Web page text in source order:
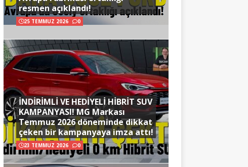
resmen açıklandı!
25 TEMMUZ 2026 0
İNDİRİMLİ VE HEDİYELİ HİBRİT SUV
KAMPANYASI! MG Markası
Temmuz 2026 döneminde dikkat
çeken bir kampanyaya imza attı!
23 TEMMUZ 2026 0